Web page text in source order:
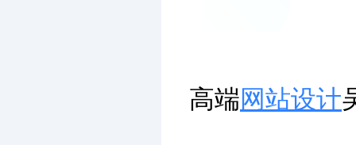
高端网站设计